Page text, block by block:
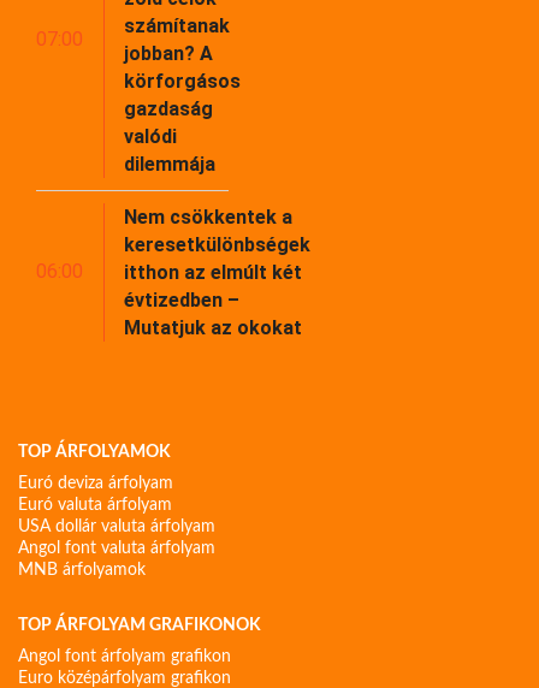
07:00
számítanak
jobban? A
körforgásos
gazdaság
valódi
dilemmája
06:00
Nem csökkentek a
keresetkülönbségek
itthon az elmúlt két
évtizedben –
Mutatjuk az okokat
TOP ÁRFOLYAMOK
Euró deviza árfolyam
Euró valuta árfolyam
USA dollár valuta árfolyam
Angol font valuta árfolyam
MNB árfolyamok
TOP ÁRFOLYAM GRAFIKONOK
Angol font árfolyam grafikon
Euro középárfolyam grafikon